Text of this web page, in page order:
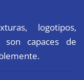
logotipos,
son capaces de